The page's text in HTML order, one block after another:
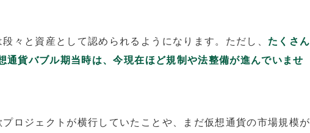
々と資産として認められるようになります。ただし、 たくさん
貨バブル期当時は、今現在ほど規制や法整備が進んでいませ
ロジェクトが横行していたことや、まだ仮想通貨の市場規模が